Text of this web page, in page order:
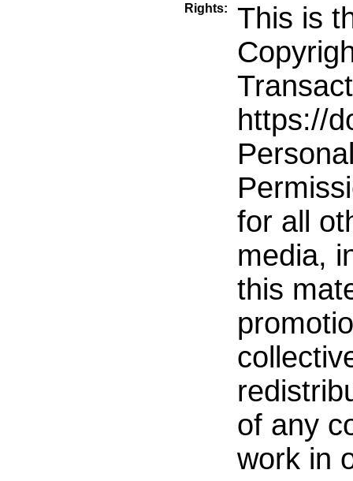
Rights:
This is
https://
for all
media,
this
of any
work in